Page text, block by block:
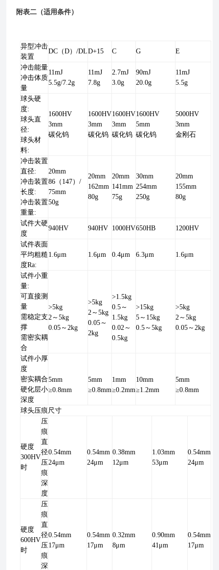
附表二（适用条件）
异型冲击
装置
DC（D）/DLD+15 C G E
冲击能量
冲击体质
量
11mJ
5.5g/7.2g
11mJ
7.8g
2.7mJ
3.0g
90mJ
20.0g
11mJ
5.5g
球头硬
度:
球头直
径:
球头材
料:
1600HV
3mm
碳化钨
1600HV
3mm
碳化钨
1600HV
3mm
碳化钨
1600HV
5mm
碳化钨
5000HV
3mm
金刚石
冲击装置
直径:
冲击装置
长度:
冲击装置
重量:
20mm
86（147）/
75mm
50g
20mm
162mm
80g
20mm
141mm
75g
30mm
254mm
250g
20mm
155mm
80g
试件大硬
度
940HV 940HV 1000HV650HB 1200HV
试件表面
平均粗糙
度Ra:
1.6μm 1.6μm 0.4μm 6.3μm 1.6μm
试件小重
量:
可直接测
量
需稳定支
撑
需密实耦
合
>5kg
2～5kg
0.05～2kg
>5kg
2～5kg
0.05～
2kg
>1.5kg
0.5～
1.5kg
0.02～
0.5kg
>15kg
5～15kg
0.5～5kg
>5kg
2～5kg
0.05～2kg
试件小厚
度
密实耦合
硬化层小
深度
5mm
≥0.8mm
5mm
≥0.8mm
1mm
≥0.2mm
10mm
≥1.2mm
5mm
≥0.8mm
球头压痕尺寸
硬度
300HV
时
压
痕
直
径
压
痕
深
度
0.54mm
24μm
0.54mm
24μm
0.38mm
12μm
1.03mm
53μm
0.54mm
24μm
硬度
600HV
时
压
痕
直
径
压
痕
深
0.54mm
17μm
0.54mm
17μm
0.32mm
8μm
0.90mm
41μm
0.54mm
17μm